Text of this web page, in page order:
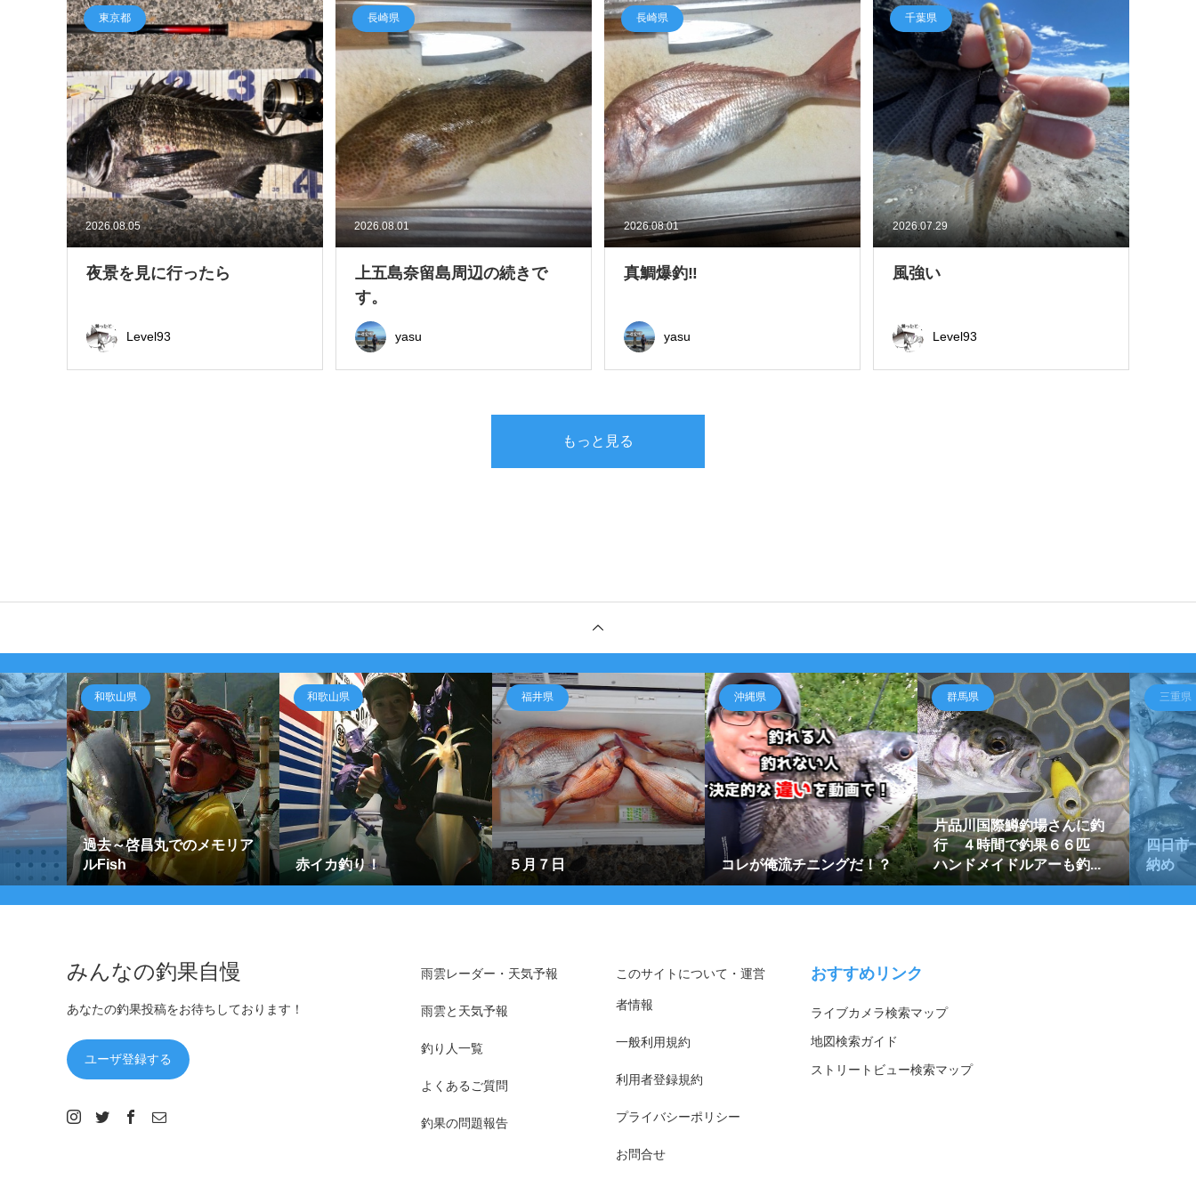
2026.08.05
東京都
夜景を見に行ったら
Level93
2026.08.01
長崎県
上五島奈留島周辺の続きで
す。
yasu
2026.08.01
長崎県
真鯛爆釣‼
yasu
2026.07.29
千葉県
風強い
Level93
もっと見る
和歌山県
過去～啓昌丸でのメモリア
ルFish
和歌山県
赤イカ釣り！
福井県
５月７日
沖縄県
コレが俺流チニングだ！？
群馬県
片品川国際鱒釣場さんに釣
行 ４時間で釣果６６匹
ハンドメイドルアーも釣...
三重県
四日市
納め
みんなの釣果自慢
あなたの釣果投稿をお待ちしております！
ユーザ登録する
雨雲レーダー・天気予報
雨雲と天気予報
釣り人一覧
よくあるご質問
釣果の問題報告
このサイトについて・運営
者情報
一般利用規約
利用者登録規約
プライバシーポリシー
お問合せ
おすすめリンク
ライブカメラ検索マップ
地図検索ガイド
ストリートビュー検索マップ